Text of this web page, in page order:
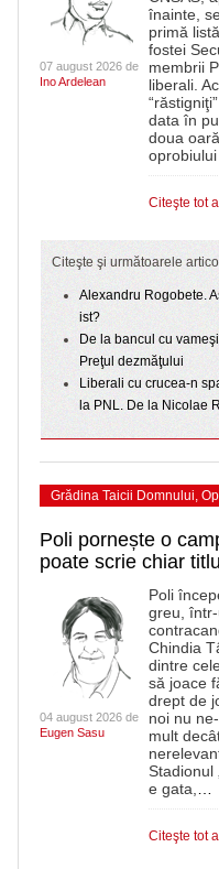
de PSD
iştilor:
în
sigur nu
în
începe Superliga în
programate derby-urile
2026
în care o nou-promovată
echipe ce a pierdut
- 3 August 2026
all
Filmul „Ultimul
Banatului în competiția
Menu/VIDEO- 5 August
Aflați secretele
gratuit organizat de
View all
07 august 2026 de
Ino Ardelean
înainte,
primă
fostei
membrii
liberali.
data în
doua
oprobiului
Citeşte tot
Citeşte şi următoarele
Alexandru Rogobete.
ist?
De la bancul cu
Preţul dezmăţului
Liberali cu crucea-n
la PNL. De la Nicolae
Grădina Taicii Domnului,
Poli pornește o
poate scrie chiar
04 august 2026 de
Eugen Sasu
Poli
greu,
Chindia
dintre
să joace
drept de
noi nu
mult
Stadionul
e gata,
Citeşte tot